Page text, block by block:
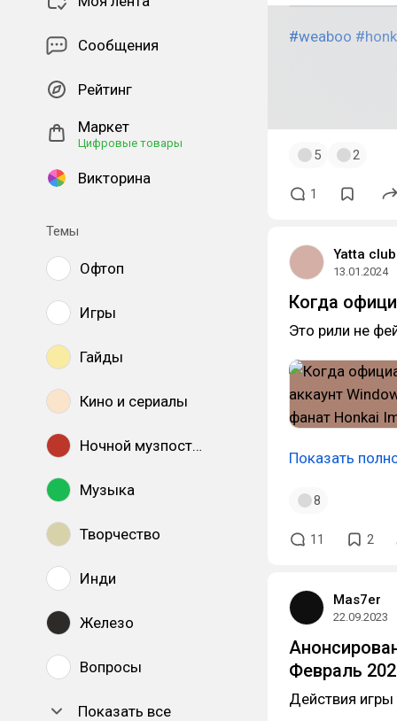
Сообщения
Рейтинг
Маркет
Цифровые товары
Викторина
Темы
Офтоп
Игры
Гайды
Кино и сериалы
Ночной музпостинг
Музыка
Творчество
Инди
Железо
Вопросы
Показать все
#weaboo
5 2
1
Yatta club
13.01.2024
Когда
Это рили не
Показать
8
11 2
Mas7er
22.09.2023
Февраль
Действия игры